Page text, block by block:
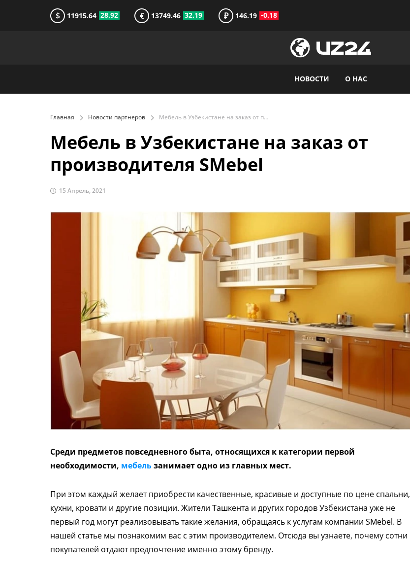
$ 11915.64 28.92 € 13749.46 32.19 ₽ 146.19 -0.18
НОВОСТИ О НАС
Главная Новости партнеров Мебель в Узбекистане на заказ от производителя SMebel
Мебель в Узбекистане на заказ от
производителя SMebel
15 Апрель, 2021
Среди предметов повседневного быта, относящихся к категории первой
необходимости, мебельзанимает одно из главных мест.
При этом каждый желает приобрести качественные, красивые и доступные по цене спальни,
кухни, кровати и другие позиции. Жители Ташкента и других городов Узбекистана уже не
первый год могут реализовывать такие желания, обращаясь к услугам компании SMebel. В
нашей статье мы познакомим вас с этим производителем. Отсюда вы узнаете, почему сотни
покупателей отдают предпочтение именно этому бренду.